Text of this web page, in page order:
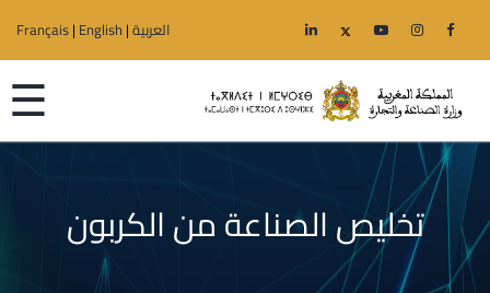
العربية|
Français| English
☰
الرئيسية
الوزارة
تخليص الصناعة من الكربون